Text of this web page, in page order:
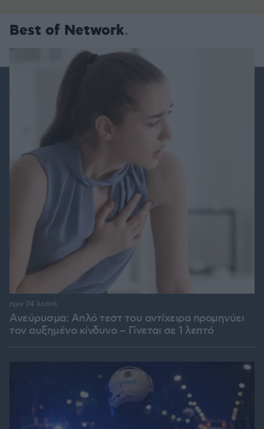
Best of Network
Ανεύρυσμα: Απλό τεστ του αντίχειρα προμηνύει
τον αυξημένο κίνδυνο – Γίνεται σε 1 λεπτό
πριν 24 λεπτά